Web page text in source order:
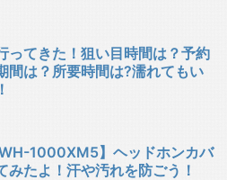
ってきた！狙い目時間は？予約
間は？所要時間は?濡れてもい
WH-1000XM5】ヘッドホンカバ
みたよ！汗や汚れを防ごう！